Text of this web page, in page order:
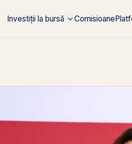
Investiții la bursă Comisioane